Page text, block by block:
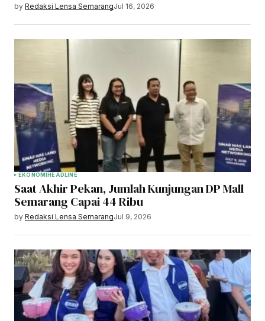
by Redaksi Lensa SemarangJul 16, 2026
EKONOMIHEADLINE
Saat Akhir Pekan, Jumlah Kunjungan DP Mall
Semarang Capai 44 Ribu
by Redaksi Lensa SemarangJul 9, 2026